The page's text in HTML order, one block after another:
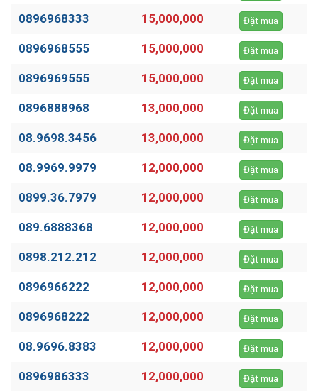
0896968333 15,000,000 Đặt mua
0896968555 15,000,000 Đặt mua
0896969555 15,000,000 Đặt mua
0896888968 13,000,000 Đặt mua
08.9698.3456 13,000,000 Đặt mua
08.9969.9979 12,000,000 Đặt mua
0899.36.7979 12,000,000 Đặt mua
089.6888368 12,000,000 Đặt mua
0898.212.212 12,000,000 Đặt mua
0896966222 12,000,000 Đặt mua
0896968222 12,000,000 Đặt mua
08.9696.8383 12,000,000 Đặt mua
0896986333 12,000,000 Đặt mua